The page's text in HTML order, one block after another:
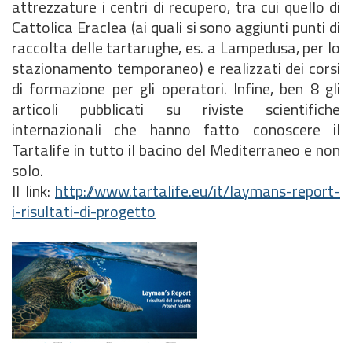
attrezzature i centri di recupero, tra cui quello di
Cattolica Eraclea (ai quali si sono aggiunti punti di
raccolta delle tartarughe, es. a Lampedusa, per lo
stazionamento temporaneo) e realizzati dei corsi
di formazione per gli operatori. Infine, ben 8 gli
articoli pubblicati su riviste scientifiche
internazionali che hanno fatto conoscere il
Tartalife in tutto il bacino del Mediterraneo e non
solo.
Il link: http://www.tartalife.eu/it/laymans-report-
i-risultati-di-progetto